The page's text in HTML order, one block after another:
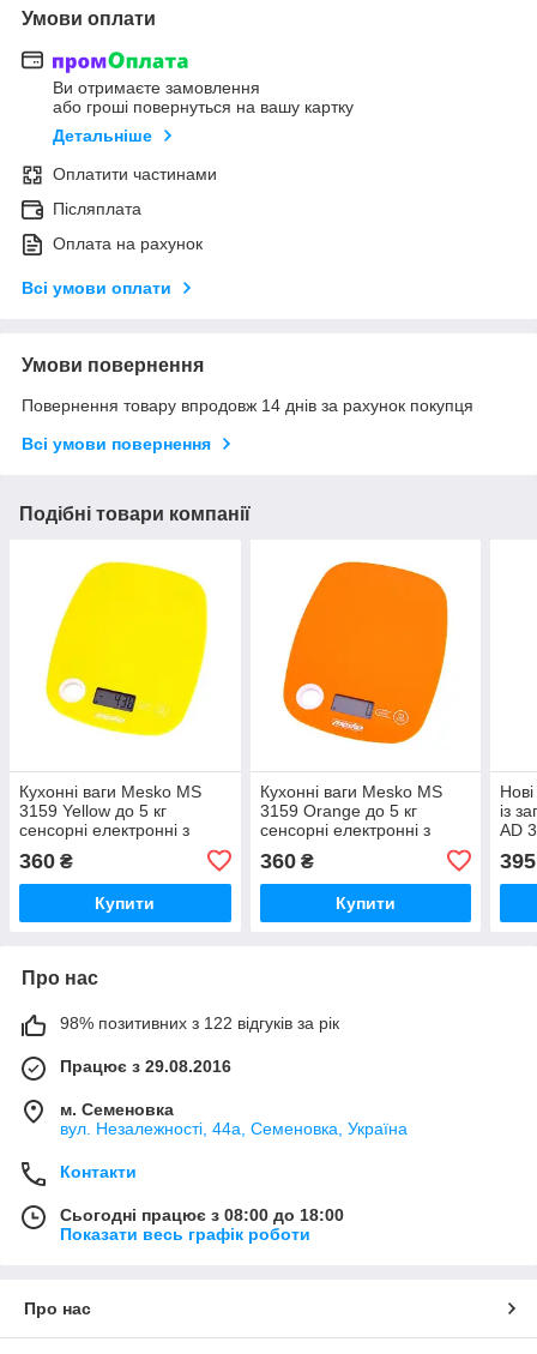
Умови оплати
Ви отримаєте замовлення
або гроші повернуться на вашу картку
Детальніше
Оплатити частинами
Післяплата
Оплата на рахунок
Всі умови оплати
Умови повернення
Повернення товару впродовж 14 днів за рахунок покупця
Всі умови повернення
Подібні товари компанії
Кухонні ваги Mesko MS
3159 Yellow до 5 кг
сенсорні електронні з
360 ₴
Купити
Кухонні ваги Mesko MS
3159 Orange до 5 кг
сенсорні електронні з
360₴
Купити
із
AD
395
Про нас
98% позитивних з 122 відгуків за рік
Працює з 29.08.2016
м. Семеновка
вул. Незалежності, 44а, Семеновка, Україна
Контакти
Сьогодні працює з 08:00 до 18:00
Показати весь графік роботи
Про нас